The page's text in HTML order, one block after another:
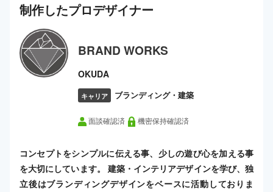
制作したプロデザイナー
BRAND WORKS
OKUDA
キャリア ブランディング・建築
面談確認済 機密保持確認済
コンセプトをシンプルに伝える事、少しの遊び心を加える事
を大切にしています。 建築・インテリアデザインを学び、独
立後はブランディングデザインをベースに活動しておりま